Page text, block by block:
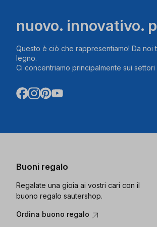
nuovo. innovativo.
Questo è ciò che rappresentiamo! Da
legno.
Ci concentriamo principalmente sui
Buoni regalo
Regalate una gioia ai vostri cari con il
buono regalo sautershop.
Ordina buono regalo